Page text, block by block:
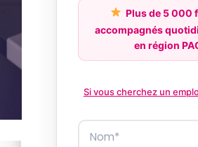
Plus de 5 000
accompagnés
en région
Si vous cherchez un